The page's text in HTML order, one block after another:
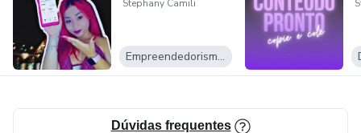
Stephany Camili
Empreendedorismo Digital
Dúvidas frequentes